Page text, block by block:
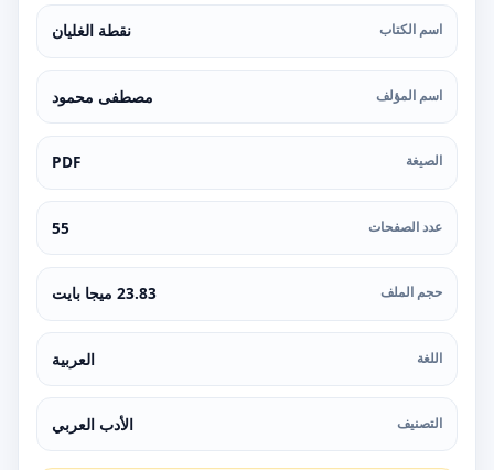
اسم الكتاب نقطة الغليان
اسم المؤلف مصطفى محمود
الصيغة PDF
عدد الصفحات 55
حجم الملف 23.83 ميجا بايت
اللغة العربية
التصنيف الأدب العربي